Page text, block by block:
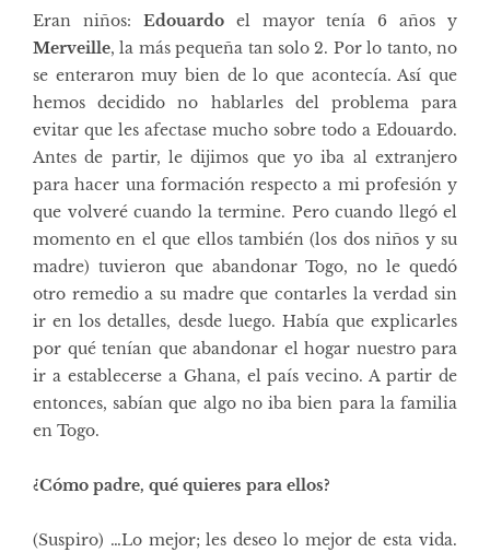
Eran niños: Edouardoel mayor tenía 6 años y
Merveille, la más pequeña tan solo 2. Por lo tanto, no
se enteraron muy bien de lo que acontecía. Así que
hemos decidido no hablarles del problema para
evitar que les afectase mucho sobre todo a Edouardo.
Antes de partir, le dijimos que yo iba al extranjero
para hacer una formación respecto a mi profesión y
que volveré cuando la termine. Pero cuando llegó el
momento en el que ellos también (los dos niños y su
madre) tuvieron que abandonar Togo, no le quedó
otro remedio a su madre que contarles la verdad sin
ir en los detalles, desde luego. Había que explicarles
por qué tenían que abandonar el hogar nuestro para
ir a establecerse a Ghana, el país vecino. A partir de
entonces, sabían que algo no iba bien para la familia
en Togo.
¿Cómo padre, qué quieres para ellos?
(Suspiro) …Lo mejor; les deseo lo mejor de esta vida.